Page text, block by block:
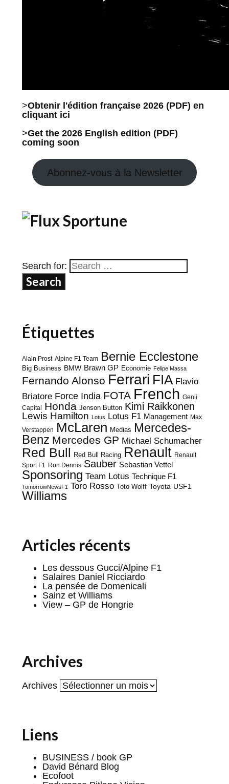
>Obtenir l'édition française 2026 (PDF) en
cliquant ici
>Get the 2026 English edition (PDF)
coming soon
Abonnez-vous à la Newsletter
Sportune
Search for:
Étiquettes
Alain Prost Alpine F1 Team Bernie Ecclestone
Big Business BMW Brawn GP Economie Felipe Massa
Fernando Alonso Ferrari FIA Flavio
Briatore Force India FOTA French Genii
Capital
Honda Jenson Button Kimi Raikkonen
Lewis Hamilton Lotus Lotus F1 Management Max
Verstappen McLaren Medias
Mercedes-
Benz Mercedes GP Michael Schumacher
Red Bull Red Bull Racing Renault Renault
Sport F1 Ron Dennis Sauber Sebastian Vettel
Sponsoring Team Lotus Technique F1
TomorrowNewsF1 Toro Rosso Toto Wolff Toyota USF1
Williams
Articles récents
Les dessous Gucci/Alpine F1
Salaires Daniel Ricciardo
La pensée de Domenicali
Sainz et Williams
View – GP de Hongrie
Archives
Archives
Liens
BUSINESS / book GP
David Bénard Blog
Ecofoot